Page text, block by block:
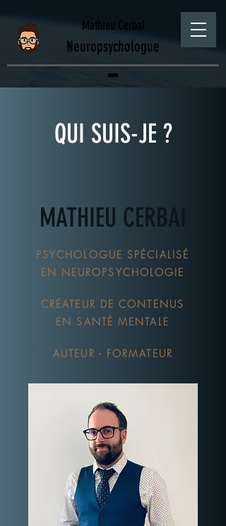
Mathieu Cerbai
Neuropsychologue
QUI SUIS-JE ?
MATHIEU CERBAI
PSYCHOLOGUE SPÉCIALISÉ
EN NEUROPSYCHOLOGIE
CRÉATEUR DE CONTENUS
EN SANTÉ MENTALE
AUTEUR - FORMATEUR